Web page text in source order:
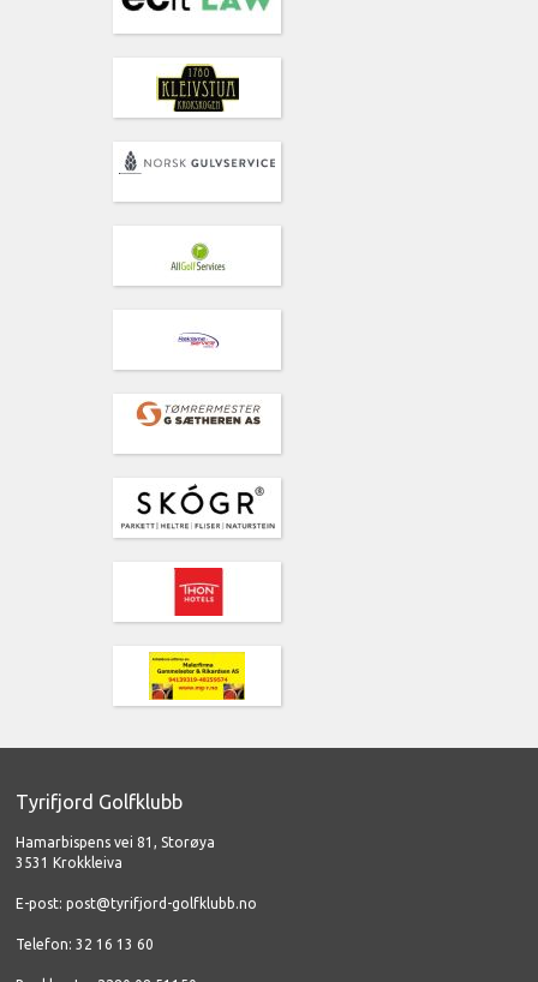
Tyrifjord Golfklubb
Hamarbispens vei 81, Storøya
3531 Krokkleiva
E-post:post@tyrifjord-golfklubb.no
Telefon: 32 16 13 60